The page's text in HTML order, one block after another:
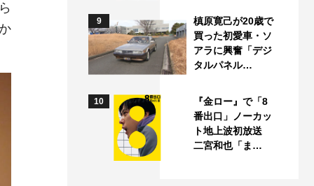
9
槙原寛己が20歳で
買った初愛車・ソ
アラに興奮「デジ
タルパネル…
10
『金ロー』で「8
番出口」ノーカッ
ト地上波初放送
二宮和也「ま…